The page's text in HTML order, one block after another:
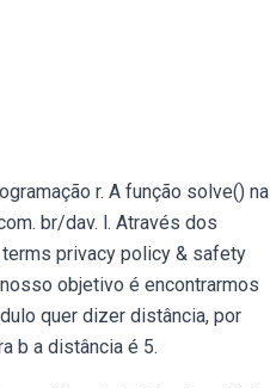
r. A função solve() na
br/dav. l. Através dos
privacy policy & safety
objetivo é encontrarmos
quer dizer distância, por
b a distância é 5.